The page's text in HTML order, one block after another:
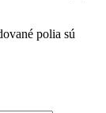
polia sú